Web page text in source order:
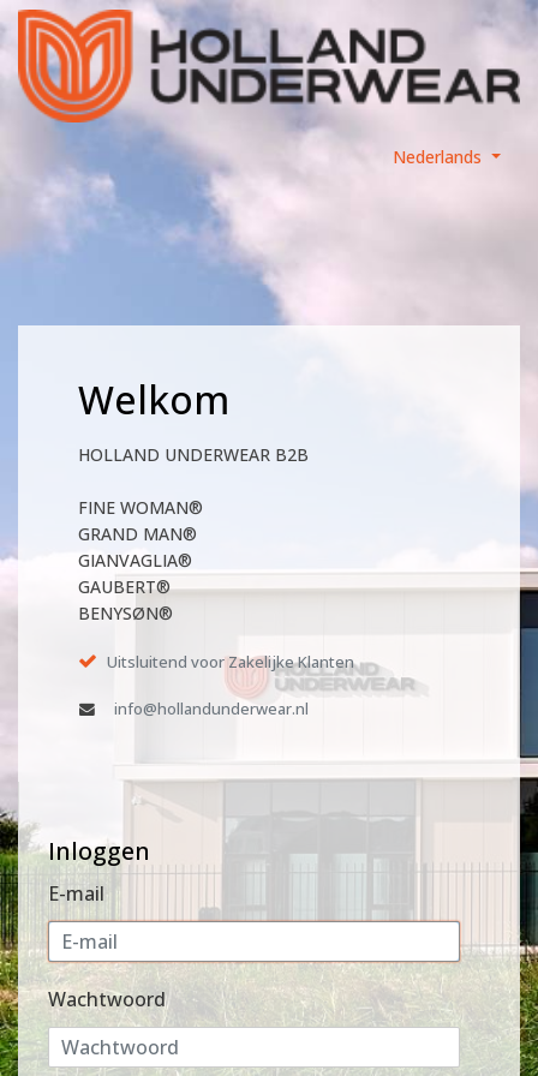
Nederlands
Welkom
HOLLAND UNDERWEAR B2B
FINE WOMAN®
GRAND MAN®
GIANVAGLIA®
GAUBERT®
BENYSØN®
Uitsluitend voor Zakelijke Klanten
info@hollandunderwear.nl
Inloggen
E-mail
Wachtwoord